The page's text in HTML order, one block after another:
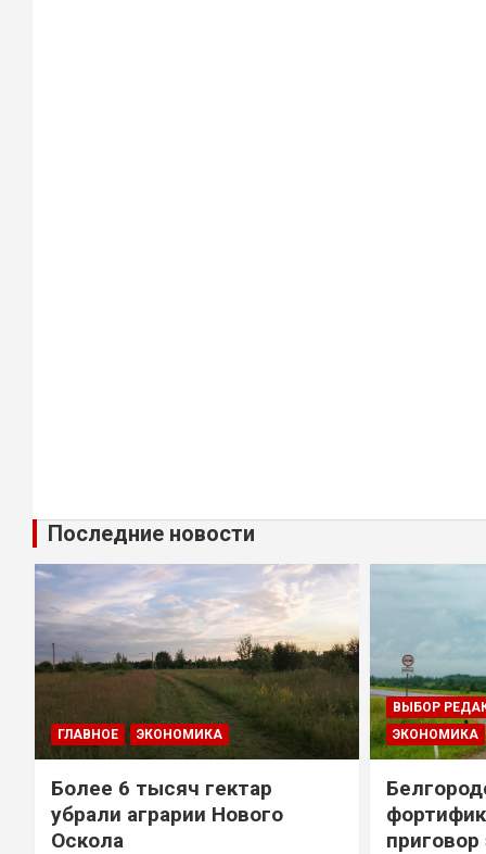
Последние новости
ГЛАВНОЕ ЭКОНОМИКА
Более 6 тысяч гектар
убрали аграрии Нового
Оскола
ВЫБОР
ЭКОНОМИКА